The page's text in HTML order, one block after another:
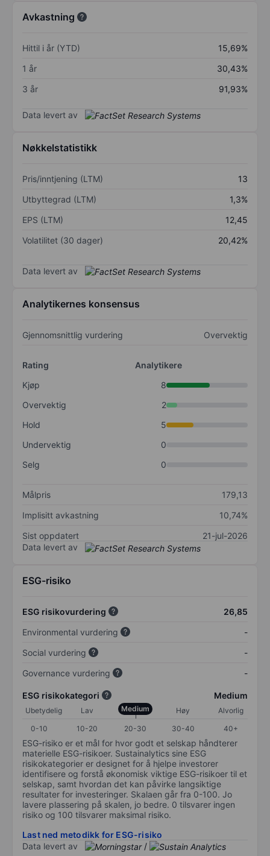
Avkastning
Hittil i år (YTD)
15,69%
1 år
30,43%
3 år
91,93%
Data levert av
Nøkkelstatistikk
Pris/inntjening (LTM)
13
Utbyttegrad (LTM)
1,3%
EPS (LTM)
12,45
Volatilitet (30 dager)
20,42%
Data levert av
Analytikernes konsensus
Gjennomsnittlig vurdering Overvektig
Rating
Analytikere
Kjøp
8
Overvektig
2
Hold
5
Undervektig
0
Selg
0
Målpris
179,13
Implisitt avkastning
10,74%
Sist oppdatert
21-jul-2026
Data levert av
ESG-risiko
ESG risikovurdering
26,85
Environmental vurdering
-
Social vurdering
-
Governance vurdering
-
ESG risikokategori Medium
Ubetydelig Lav Medium Høy
Alvorlig
0-10
10-20 20-30 30-40 40+
ESG-risiko er et mål for hvor godt et selskap håndterer
materielle ESG-risikoer. Sustainalytics sine ESG
risikokategorier er designet for å hjelpe investorer
identifisere og forstå økonomisk viktige ESG-risikoer til et
selskap, samt hvordan det kan påvirke langsiktige
resultater for investeringer. Skalaen går fra 0-100. Jo
lavere plassering på skalen, jo bedre. 0 tilsvarer ingen
risiko og 100 tilsvarer maksimal risiko.
Last ned metodikk for ESG-risiko
Data levert av
/